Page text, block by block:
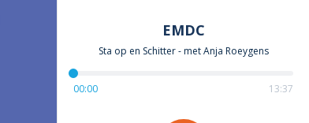
EMDC
Sta op en Schitter- metAnja Roeygens
00:00 13:37